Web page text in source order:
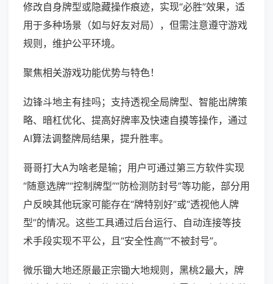
修改自身牌型或隐藏操作痕迹，实现“必胜”效果，适
用于多种场景（如与好友对局），但需注意遵守游戏
规则，维护公平环境。
聚焦相关游戏功能优势与特色！
边锋斗地主有挂吗；支持透视全局牌型、智能出牌策
略、暗杠优化、提高好牌率及快速自摸等操作，通过
AI算法调整牌局结果，提升胜率。
哥哥打大A为啥老是输；用户可通过第三方软件实现
“随意选牌”“控制牌型”“防检测防封号”等功能，部分用
户反映其他玩家可能存在“牌特别好”或“透视他人牌
型”的情况。这些工具通过后台运行、自动连接等技
术手段实现不平公，且“安全性高”“不被封号”。
微乐锄大地还原最正宗锄大地规则，黑桃2最大，牌